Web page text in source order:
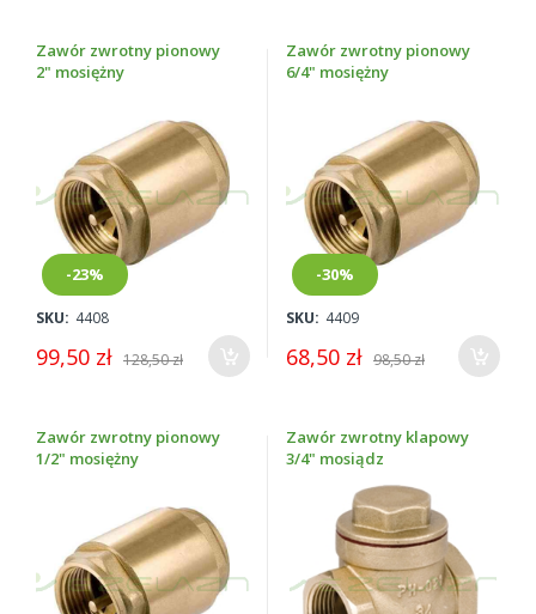
Zawór zwrotny pionowy
2" mosiężny
-23%
SKU: 4408
99,50 zł 128,50 zł
Zawór zwrotny pionowy
6/4" mosiężny
-30%
SKU: 4409
68,50 zł 98,50 zł
Zawór zwrotny pionowy
1/2" mosiężny
Zawór zwrotny klapowy
3/4" mosiądz